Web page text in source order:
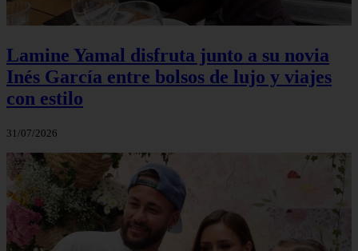
Lamine Yamal disfruta junto a su novia
Inés García entre bolsos de lujo y viajes
con estilo
31/07/2026